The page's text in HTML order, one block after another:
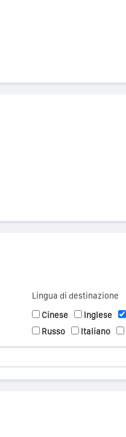
Lingua di destinazione
Cinese
Inglese
Russo
Italiano